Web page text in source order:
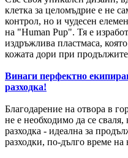
клетка за целомъдрие е не
контрол, но и чудесен
на "Human Pup". Тя е
издръжлива пластмаса,
кожата дори при
Винаги перфектно
разходка!
Благодарение на отвора в
не е необходимо да се сваля,
разходка - идеална за
разходки, по-дълго време